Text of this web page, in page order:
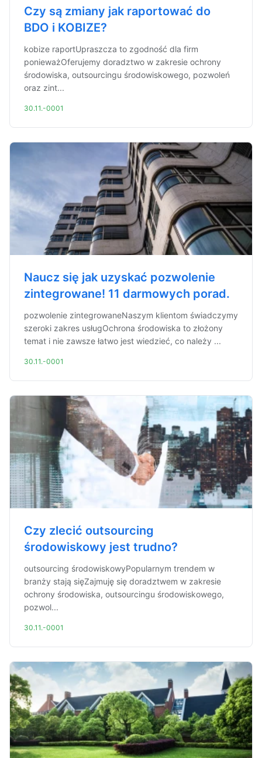
Czy są zmiany jak raportować do
BDO i KOBIZE?
kobize raportUpraszcza to zgodność dla firm
ponieważOferujemy doradztwo w zakresie ochrony
środowiska, outsourcingu środowiskowego, pozwoleń
oraz zint...
30.11.-0001
Naucz się jak uzyskać pozwolenie
zintegrowane! 11 darmowych porad.
pozwolenie zintegrowaneNaszym klientom świadczymy
szeroki zakres usługOchrona środowiska to złożony
temat i nie zawsze łatwo jest wiedzieć, co należy ...
30.11.-0001
Czy zlecić outsourcing
środowiskowy jest trudno?
outsourcing środowiskowyPopularnym trendem w
branży stają sięZajmuję się doradztwem w zakresie
ochrony środowiska, outsourcingu środowiskowego,
pozwol...
30.11.-0001